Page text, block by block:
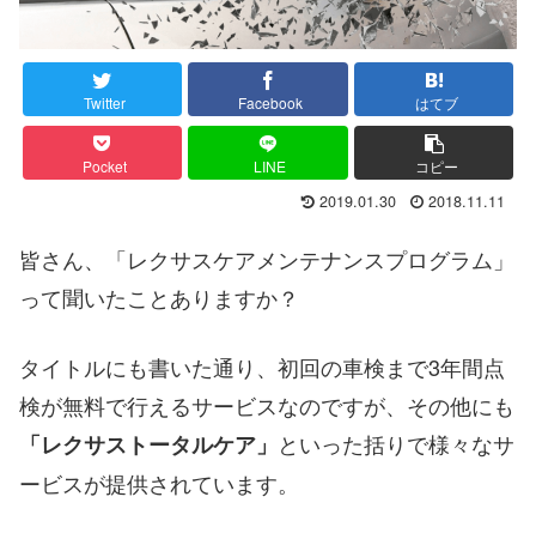
Twitter Facebook はてブ
Pocket LINE コピー
2019.01.30 2018.11.11
皆さん、「レクサスケアメンテナンスプログラム」
って聞いたことありますか？
タイトルにも書いた通り、初回の車検まで3年間点
検が無料で行えるサービスなのですが、その他にも
「レクサストータルケア」 といった括りで様々なサ
ービスが提供されています。